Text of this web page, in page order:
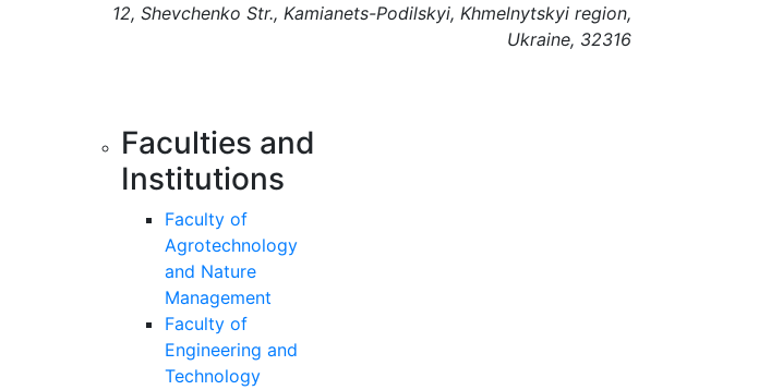
12, Shevchenko Str., Kamianets-Podilskyi, Khmelnytskyi region,
Ukraine, 32316
Faculties and
Institutions
Faculty of
Agrotechnology
and Nature
Management
Faculty of
Engineering and
Technology